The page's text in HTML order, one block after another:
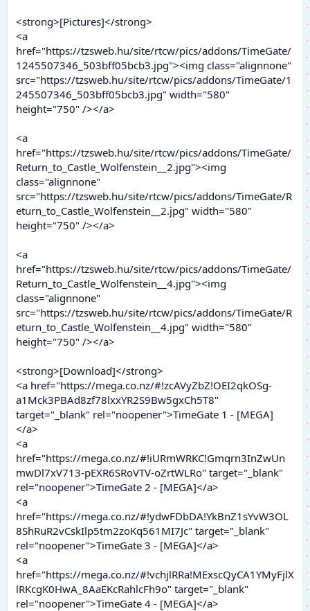
<strong>[Pictures]</strong>
<a
href="https://tzsweb.hu/site/rtcw/pics/addons/TimeGate/
1245507346_503bff05bcb3.jpg"><img class="alignnone"
src="https://tzsweb.hu/site/rtcw/pics/addons/TimeGate/1
245507346_503bff05bcb3.jpg" width="580"
height="750" /></a>
<a
href="https://tzsweb.hu/site/rtcw/pics/addons/TimeGate/
Return_to_Castle_Wolfenstein__2.jpg"><img
class="alignnone"
src="https://tzsweb.hu/site/rtcw/pics/addons/TimeGate/R
eturn_to_Castle_Wolfenstein__2.jpg" width="580"
height="750" /></a>
<a
href="https://tzsweb.hu/site/rtcw/pics/addons/TimeGate/
Return_to_Castle_Wolfenstein__4.jpg"><img
class="alignnone"
src="https://tzsweb.hu/site/rtcw/pics/addons/TimeGate/R
eturn_to_Castle_Wolfenstein__4.jpg" width="580"
height="750" /></a>
<strong>[Download]</strong>
<a href="https://mega.co.nz/#!zcAVyZbZ!OEI2qkOSg-
a1Mck3PBAd8zf78lxxYR2S9Bw5gxCh5T8"
target="_blank" rel="noopener">TimeGate 1 - [MEGA]
</a>
<a
href="https://mega.co.nz/#!iURmWRKC!Gmqrn3InZwUn
mwDl7xV713-pEXR6SRoVTV-oZrtWLRo" target="_blank"
rel="noopener">TimeGate 2 - [MEGA]</a>
<a
href="https://mega.co.nz/#!ydwFDbDA!YkBnZ1sYvW3OL
8ShRuR2vCskIlp5tm2zoKq561MI7Jc" target="_blank"
rel="noopener">TimeGate 3 - [MEGA]</a>
<a
href="https://mega.co.nz/#!vchjlRRa!MExscQyCA1YMyFjlX
lRKcgK0HwA_8AaEKcRahlcFh9o" target="_blank"
rel="noopener">TimeGate 4 - [MEGA]</a>